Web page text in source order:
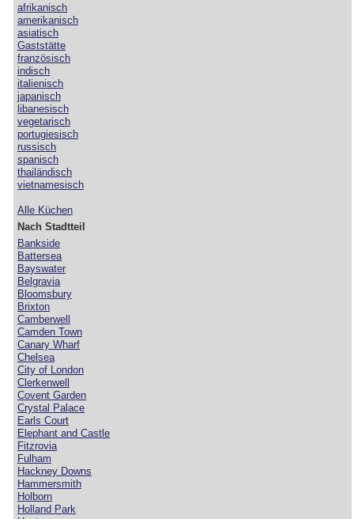
afrikanisch
amerikanisch
asiatisch
Gaststätte
französisch
indisch
italienisch
japanisch
libanesisch
vegetarisch
portugiesisch
russisch
spanisch
thailändisch
vietnamesisch
Alle Küchen
Nach Stadtteil
Bankside
Battersea
Bayswater
Belgravia
Bloomsbury
Brixton
Camberwell
Camden Town
Canary Wharf
Chelsea
City of London
Clerkenwell
Covent Garden
Crystal Palace
Earls Court
Elephant and Castle
Fitzrovia
Fulham
Hackney Downs
Hammersmith
Holborn
Holland Park